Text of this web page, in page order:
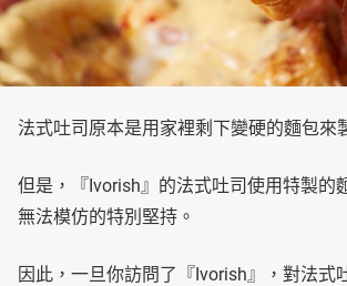
法式吐司原本是用家裡剩下變硬的麵包來
但是，『Ivorish』的法式吐司使用特製的
無法模仿的特別堅持。
因此，一旦你訪問了『Ivorish』，對法式